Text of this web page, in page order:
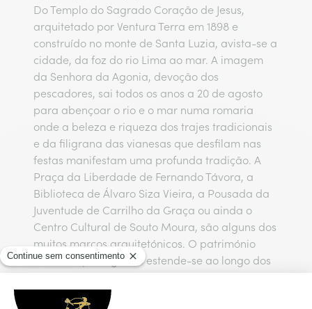
Do Templo do Sagrado Coração de Jesus,
arquitetado por Ventura Terra em 1898 e
construído no monte de Santa Luzia, avista-se a
cidade, da foz do rio Lima ao mar. A imagem
da Senhora da Agonia, devoção dos
pescadores, sai todos os anos a 20 de agosto
para abençoar o rio e o mar numa romaria
onde a beleza e riqueza dos trajes tradicionais
e da filigrana das vianesas que desfilam nas
festas manifestam uma profunda tradição. A
Praça da Liberdade de Fernando Távora, a
Biblioteca de Álvaro Siza Vieira, a Pousada da
Juventude de Carrilho da Graça ou ainda o
Centro Cultural de Souto Moura, são alguns dos
muitos marcos arquitetónicos. O património
natural e paisagístico estende-se ao longo dos
24km de costa de praias de areia fina e
dourada.